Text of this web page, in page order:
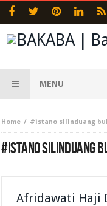
MENU
Home #istano silinduang
#ISTANO SILINDUANG
Afridawati Haji